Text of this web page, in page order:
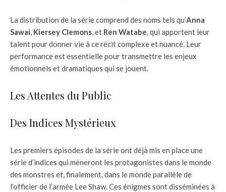
La distribution de la série comprend des noms tels qu’Anna
Sawai, Kiersey Clemons, et Ren Watabe, qui apportent leur
talent pour donner vie à ce récit complexe et nuancé. Leur
performance est essentielle pour transmettre les enjeux
émotionnels et dramatiques qui se jouent.
Les Attentes du Public
Des Indices Mystérieux
Les premiers épisodes de la série ont déjà mis en place une
série d’indices qui mèneront les protagonistes dans le monde
des monstres et, finalement, dans le monde parallèle de
l’officier de l’armée Lee Shaw. Ces énigmes sont disséminées à